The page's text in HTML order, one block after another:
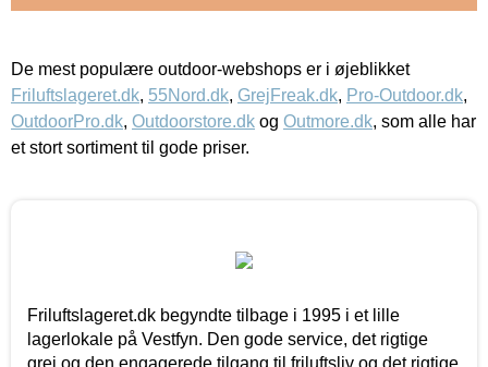
De mest populære outdoor-webshops er i øjeblikket
Friluftslageret.dk, 55Nord.dk, GrejFreak.dk, Pro-Outdoor.dk,
OutdoorPro.dk, Outdoorstore.dk og Outmore.dk, som alle har
et stort sortiment til gode priser.
Friluftslageret.dk begyndte tilbage i 1995 i et lille
lagerlokale på Vestfyn. Den gode service, det rigtige
grej og den engagerede tilgang til friluftsliv og det rigtige